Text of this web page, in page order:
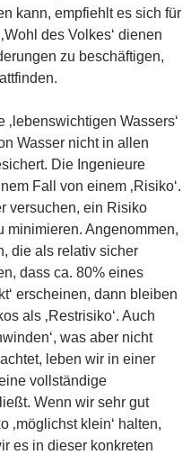
kann, empfiehlt es sich für
des Volkes‘ dienen
zu beschäftigen,
Wassers‘
Wasser nicht in allen
Die Ingenieure
Fall von einem ‚Risiko‘.
versuchen, ein Risiko
minimieren. Angenommen,
die als relativ sicher
dass ca. 80% eines
erscheinen, dann bleiben
als ‚Restrisiko‘. Auch
was aber nicht
leben wir in einer
vollständige
Wenn wir sehr gut
‚möglichst klein‘ halten,
es in dieser konkreten